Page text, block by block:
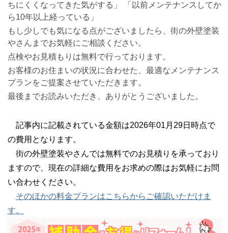
ちにくくなってきた気がする」 「以前メンテナンスしてか
ら10年以上経っている」
もし少しでも気になる点がございましたら、街の外壁塗装
やさんまでお気軽にご相談ください。
点検やお見積もりは無料で行っております。
お客様のお住まいの状況に合わせた、最適なメンテナンス
プランをご提案させていただきます。
最後までお読みいただき、ありがとうございました。
記事内に記載されている金額は2026年01月29日時点で
の費用となります。
街の外壁塗装やさんでは無料でのお見積りを承っており
ますので、現在の詳細な費用をお求めの際はお気軽にお問
い合わせください。
そのほかの料金プランはこちらからご確認いただけま
す。